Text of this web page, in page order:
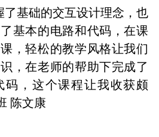
了基础的交互设计理念，也
基本的电路和代码，在课
，轻松的教学风格让我们
，在老师的帮助下完成了
码，这个课程让我收获颇
陈文康